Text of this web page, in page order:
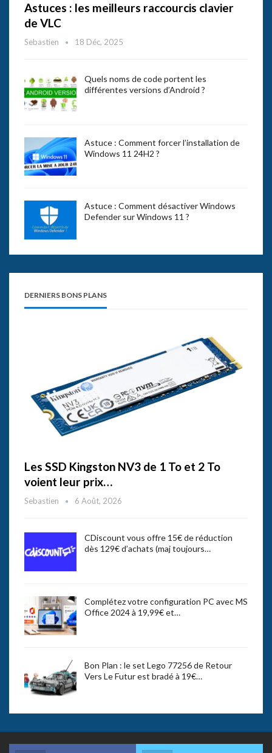
Astuces : les meilleurs raccourcis clavier
de VLC
Sebastien 18 Déc, 2025
Quels noms de code portent les
différentes versions d’Android ?
Astuce : Comment forcer l’installation de
Windows 11 24H2 ?
Astuce : Comment désactiver Windows
Defender sur Windows 11 ?
DERNIERS BONS PLANS
Les SSD Kingston NV3 de 1 To et 2 To
voient leur prix…
Sebastien 6 Août, 2026
CDiscount vous offre 15€ de réduction
dès 129€ d’achats (maj toujours…
Complétez votre configuration PC avec MS
Office 2024 à 19,99€ et…
Bon Plan : le set Lego 77256 de Retour
Vers Le Futur est bradé à 19€…